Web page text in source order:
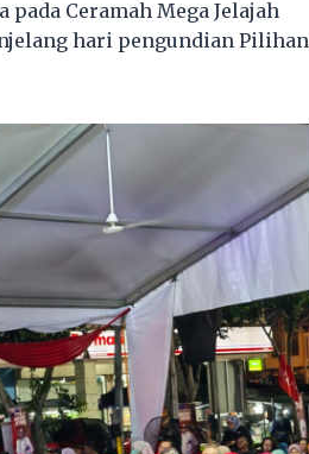
Ceramah Mega Jelajah
hari pengundian Pilihan